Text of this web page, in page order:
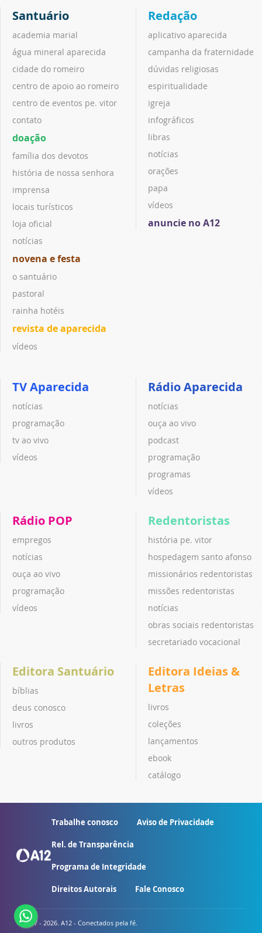
Santuário
academia marial
água mineral aparecida
cidade do romeiro
centro de apoio ao romeiro
centro de eventos pe. vitor
contato
doação
família dos devotos
história de nossa senhora
imprensa
locais turísticos
loja oficial
notícias
novena e festa
o santuário
pastoral
rainha hotéis
revista de aparecida
vídeos
Redação
aplicativo aparecida
campanha da fraternidade
dúvidas religiosas
espiritualidade
igreja
infográficos
libras
notícias
orações
papa
vídeos
anuncie no A12
TV Aparecida
notícias
programação
tv ao vivo
vídeos
Rádio Aparecida
notícias
ouça ao vivo
podcast
programação
programas
vídeos
Rádio POP
empregos
notícias
ouça ao vivo
programação
vídeos
Redentoristas
história pe. vitor
hospedagem santo afonso
missionários redentoristas
missões redentoristas
notícias
obras sociais redentoristas
secretariado vocacional
Editora Santuário
bíblias
deus conosco
livros
outros produtos
Editora Ideias &
Letras
livros
coleções
lançamentos
ebook
catálogo
Trabalhe conosco Aviso de Privacidade
Rel. de Transparência
Programa de Integridade
Direitos Autorais Fale Conosco
© 2007 - 2026. A12 - Conectados pela fé.